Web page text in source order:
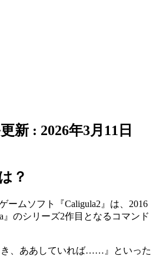
新 : 2026年3月11日
？
ームソフト『Caligula2』は、2016
』のシリーズ2作目となる コマンド
、ああしていれば……』といった